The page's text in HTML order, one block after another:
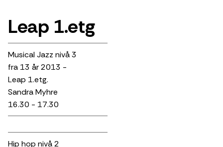
Leap 1.etg
Musical Jazz nivå 3
fra 13 år 2013 -
Leap 1.etg.
Sandra Myhre
16.30 - 17.30
Hip hop nivå 2